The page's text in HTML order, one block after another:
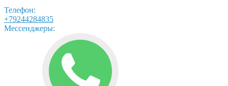
Телефон:
+79244284835
Мессенджеры: